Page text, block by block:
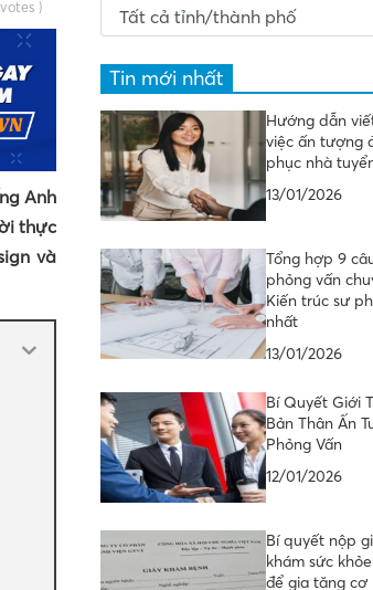
votes )
Anh
thực
và
Tin mới nhất
Hướng dẫn
việc ấn tượng
phục nhà
13/01/2026
Tổng hợp 9
phỏng vấn
Kiến trúc sư
nhất
13/01/2026
Bí Quyết Giới
Bản Thân Ấn
Phỏng Vấn
12/01/2026
Bí quyết nộp
khám sức
để gia tăng cơ